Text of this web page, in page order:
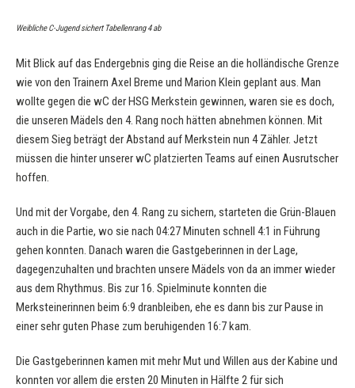
Weibliche C-Jugend sichert Tabellenrang 4 ab
Mit Blick auf das Endergebnis ging die Reise an die holländische Grenze
wie von den Trainern Axel Breme und Marion Klein geplant aus. Man
wollte gegen die wC der HSG Merkstein gewinnen, waren sie es doch,
die unseren Mädels den 4. Rang noch hätten abnehmen können. Mit
diesem Sieg beträgt der Abstand auf Merkstein nun 4 Zähler. Jetzt
müssen die hinter unserer wC platzierten Teams auf einen Ausrutscher
hoffen.
Und mit der Vorgabe, den 4. Rang zu sichern, starteten die Grün-Blauen
auch in die Partie, wo sie nach 04:27 Minuten schnell 4:1 in Führung
gehen konnten. Danach waren die Gastgeberinnen in der Lage,
dagegenzuhalten und brachten unsere Mädels von da an immer wieder
aus dem Rhythmus. Bis zur 16. Spielminute konnten die
Merksteinerinnen beim 6:9 dranbleiben, ehe es dann bis zur Pause in
einer sehr guten Phase zum beruhigenden 16:7 kam.
Die Gastgeberinnen kamen mit mehr Mut und Willen aus der Kabine und
konnten vor allem die ersten 20 Minuten in Hälfte 2 für sich